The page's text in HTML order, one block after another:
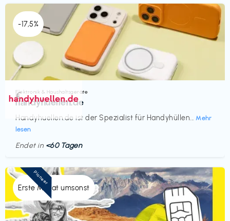
-17,5%
Elektronik & Haushaltsgeräte
handyhuellen.de
Handyhuellen.de ist der Spezialist für Handyhüllen... Mehr
lesen
€‎
Endet in <60 Tagen
Erste Monat umsonst
Pioneer